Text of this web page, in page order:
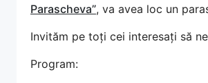
Parascheva”, va avea loc un
Invităm pe toți cei interesați să
Program: